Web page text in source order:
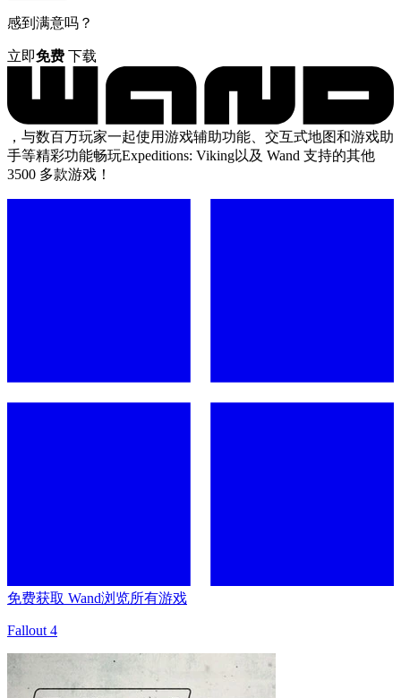
感到满意吗？
立即免费 下载
，与数百万玩家一起使用游戏辅助功能、交互式地图和游戏助
手等精彩功能畅玩Expeditions: Viking以及 Wand 支持的其他
3500 多款游戏！
免费获取 Wand浏览所有游戏
Fallout 4